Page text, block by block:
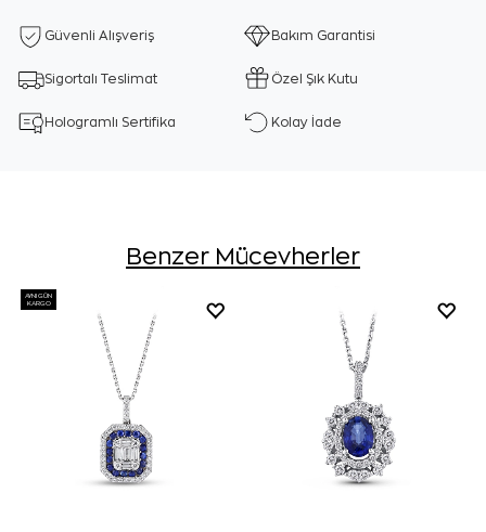
Güvenli Alışveriş Bakım Garantisi
Sigortalı Teslimat Özel Şık Kutu
Hologramlı Sertifika Kolay İade
Benzer Mücevherler
AYNI GÜN
KARGO